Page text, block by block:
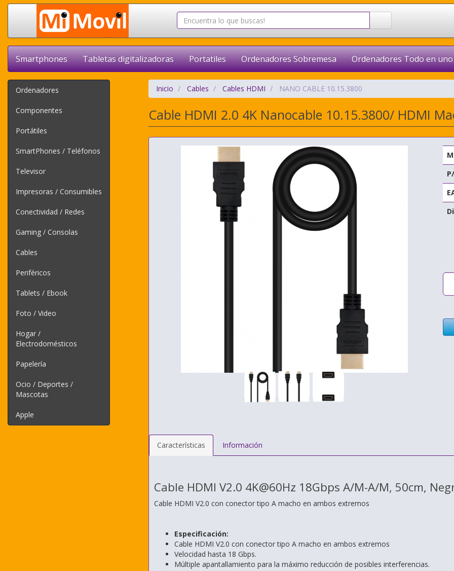
Smartphones Tabletas digitalizadoras Portatiles Ordenadores Sobremesa Ordenadores Todo en uno
Ordenadores
Componentes
Portátiles
SmartPhones / Teléfonos
Televisor
Impresoras / Consumibles
Conectividad / Redes
Gaming / Consolas
Cables
Periféricos
Tablets / Ebook
Foto / Video
Hogar /
Electrodomésticos
Papelería
Ocio / Deportes /
Mascotas
Apple
Inicio Cables Cables HDMI NANO CABLE 10.15.3800
Cable HDMI 2.0 4K Nanocable 10.15.3800/ HDMI
Características Información
Cable HDMI V2.0 4K@60Hz 18Gbps A/M-A/M, 50cm,
Cable HDMI V2.0 con conector tipo A macho en ambos extremos
Especificación:
Cable HDMI V2.0 con conector tipo A macho en ambos extremos
Velocidad hasta 18 Gbps.
Múltiple apantallamiento para la máximo reducción de posibles interferencias.